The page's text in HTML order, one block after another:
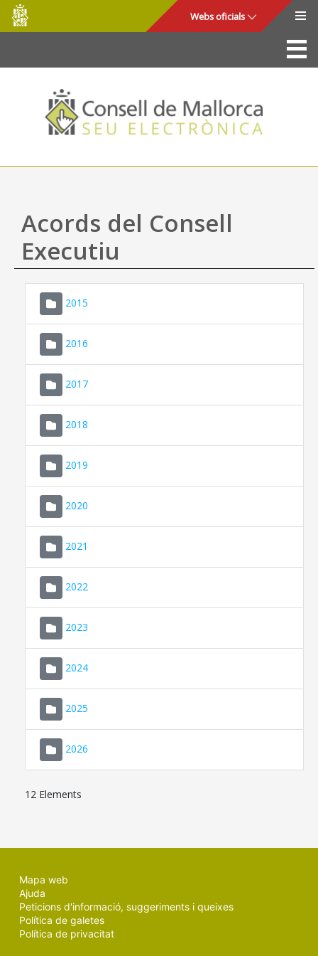
Salta al contingut principal
Consell
de
Mallorca
Webs oficials
La Seu
Consell de Mallorca
Accés i seguretat
Utilitats
Ajuda
Acords del Consell
Executiu
2015
2016
2017
2018
2019
2020
2021
2022
2023
2024
2025
2026
12 Elements
Mapa web
Ajuda
Peticions d'informació, suggeriments i queixes
Política de galetes
Política de privacitat